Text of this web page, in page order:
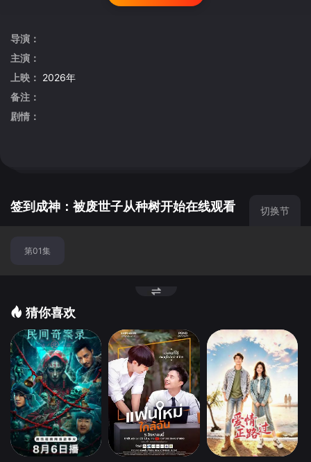
导演：
主演：
上映： 2026年
备注：
剧情：
签到成神：被废世子从种树开始在线观看 切换节
第01集
猜你喜欢